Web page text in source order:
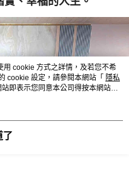
cookie 方式之詳情，及若您不希
cookie 設定，請參閱本網站「 隱私
即表示您同意本公司得按本網站使
了